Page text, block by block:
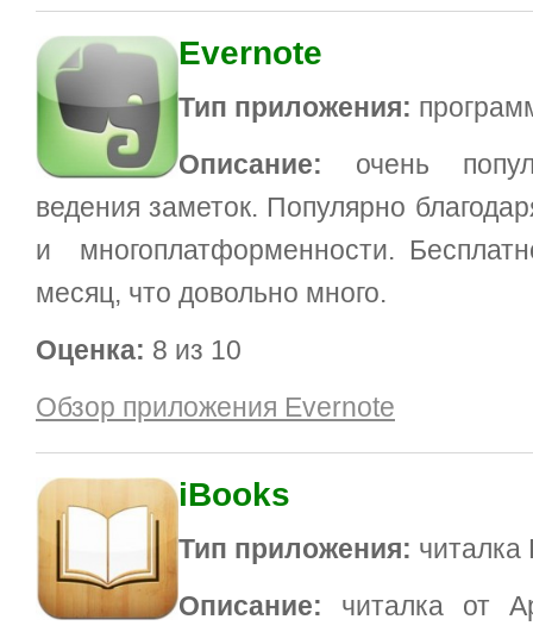
Evernote
Тип приложения:
Описание: очень
ведения заметок. Популярно
и многоплатформенности.
месяц, что довольно много.
Оценка: 8 из 10
Обзор приложения Evernote
iBooks
Тип приложения: читалка
Описание: читалка от